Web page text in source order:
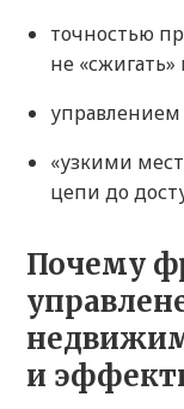
точностью
не
«узкими
цепи до
Почему
и